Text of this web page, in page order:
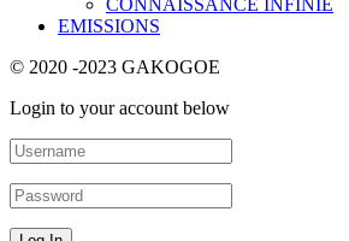
EMISSIONS
© 2020 -2023 GAKOGOE
Login to your account below